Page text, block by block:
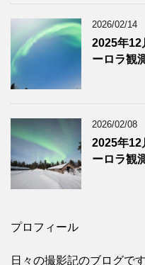
2026/02/14
2025年12
ーロラ観
2026/02/08
2025年12
ーロラ観
プロフィール
日々の撮影記のブログで